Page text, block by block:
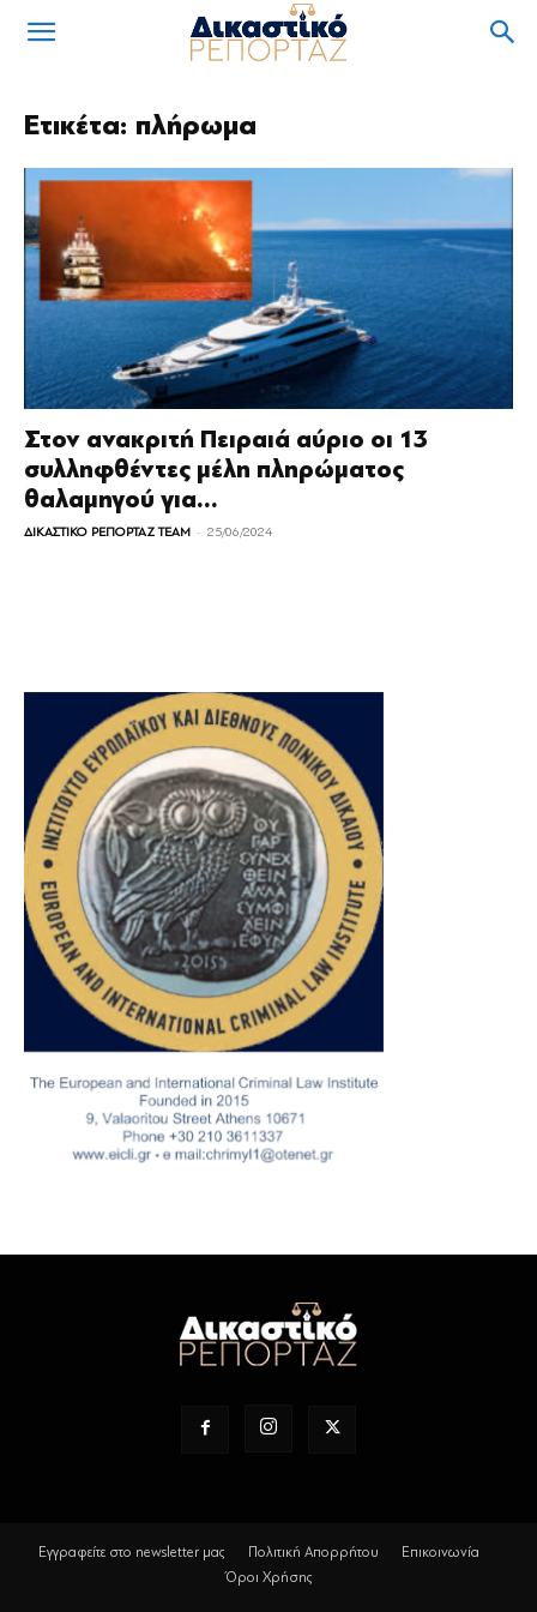
Ετικέτα: πλήρωμα
Στον ανακριτή Πειραιά αύριο οι 13
συλληφθέντες μέλη πληρώματος
θαλαμηγού για...
ΔΙΚΑΣΤΙΚΟ ΡΕΠΟΡΤΑΖ TEAM - 25/06/2024
Εγγραφείτε στο newsletter μας Πολιτική Απορρήτου
Επικοινωνία
Όροι Χρήσης